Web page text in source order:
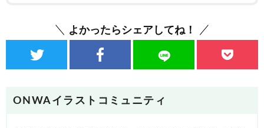
よかったらシェアしてね！
ONWAイラストコミュニティ